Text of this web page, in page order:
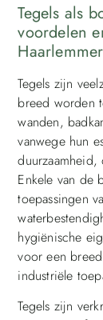
Tegels als
voordelen
Tegels zijn
breed worden
wanden,
vanwege hun
Enkele van de
toepassingen
hygiënische
voor een
industriële
Tegels zijn